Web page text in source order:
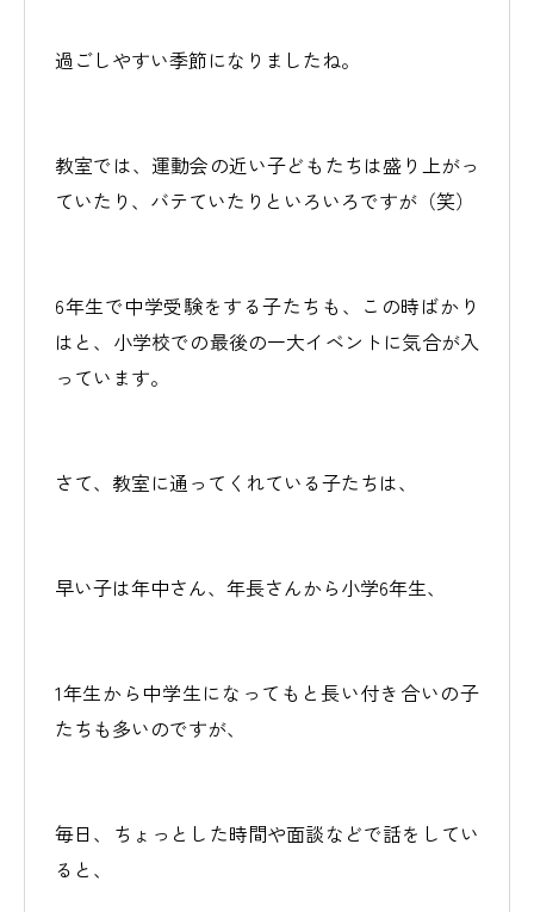
過ごしやすい季節になりましたね。
教室では、運動会の近い子どもたちは盛り上がっ
ていたり、バテていたりといろいろですが（笑）
6年生で中学受験をする子たちも、この時ばかり
はと、小学校での最後の一大イベントに気合が入
っています。
さて、教室に通ってくれている子たちは、
早い子は年中さん、年長さんから小学6年生、
1年生から中学生になってもと長い付き合いの子
たちも多いのですが、
毎日、ちょっとした時間や面談などで話をしてい
ると、